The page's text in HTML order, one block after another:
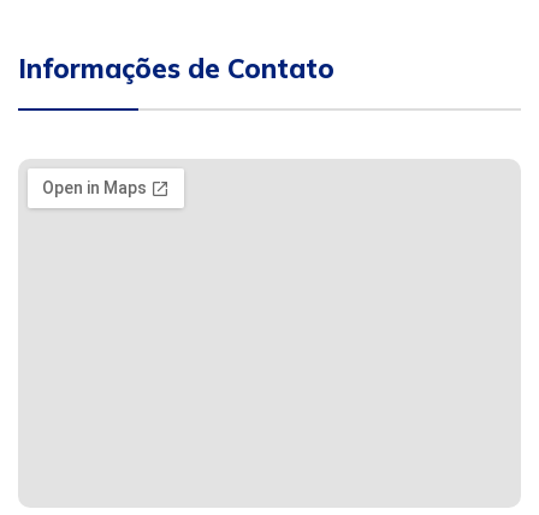
Informações de Contato